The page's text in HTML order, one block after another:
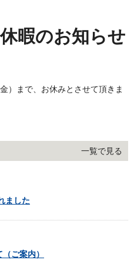
暇のお知らせ
）まで、お休みとさせて頂きま
ました
ご案内）
一覧で見る